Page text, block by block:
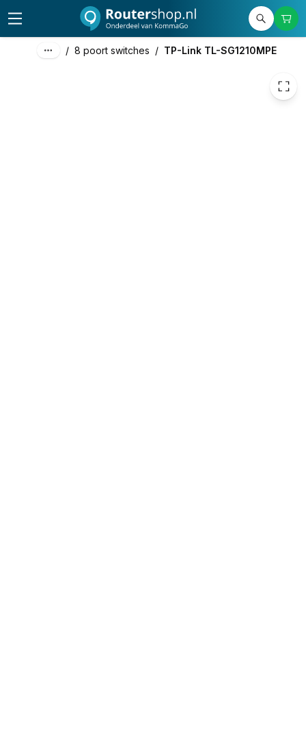
/ 8 poort switches / TP-Link TL-SG1210MPE
100,45 excl. btw
incl. btw